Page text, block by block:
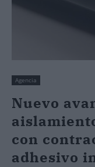
Agencia
Nuevo
con
adhesivo